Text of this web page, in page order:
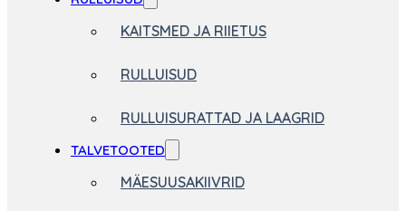
KAITSMED JA RIIETUS
RULLUISUD
RULLUISURATTAD JA LAAGRID
TALVETOOTED
MÄESUUSAKIIVRID